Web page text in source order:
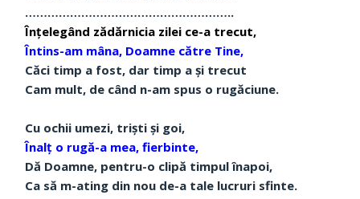
………………………………………………..
Înțelegând zădărnicia zilei ce-a trecut,
Întins-am mâna, Doamne către Tine,
Căci timp a fost, dar timp a și trecut
Cam mult, de când n-am spus o rugăciune.
Cu ochii umezi, triști și goi,
Înalț o rugă-a mea, fierbinte,
Dă Doamne, pentru-o clipă timpul înapoi,
Ca să m-ating din nou de-a tale lucruri sfinte.